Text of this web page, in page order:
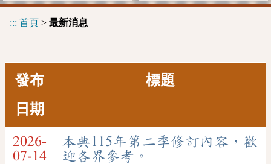
::: 首頁 > 最新消息
發布
日期
標題
2026-
07-14
本典115年第二季修訂內容，歡
迎各界參考。